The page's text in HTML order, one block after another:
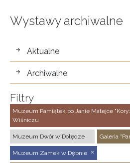
Wystawy archiwalne
wystawy
Aktualne
Archiwalne
Filtry
Muzeum Pamiątek po Janie Matejce
Wiśniczu
Muzeum Dwór w Dołędze Galeria
Muzeum Zamek w Dębnie